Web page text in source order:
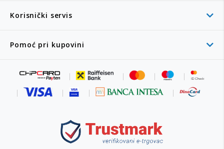
Korisnički servis
Pomoć pri kupovini